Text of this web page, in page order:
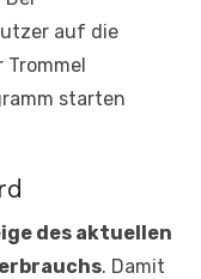
auf die
starten
des aktuellen
. Damit